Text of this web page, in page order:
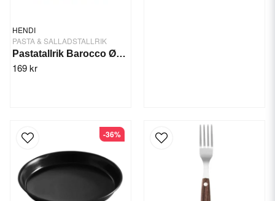
HENDI
PASTA & SALLADSTALLRIK
Pastatallrik Barocco Ø275 mm
169 kr
-36%